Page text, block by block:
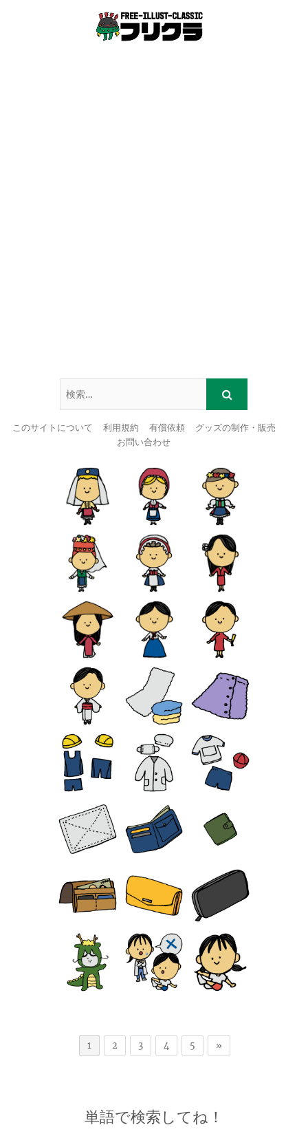
このサイトについて 利用規約 有償依頼
グッズの制作・販売
お問い合わせ
content
1 2 3 4 5 »
単語で検索してね！